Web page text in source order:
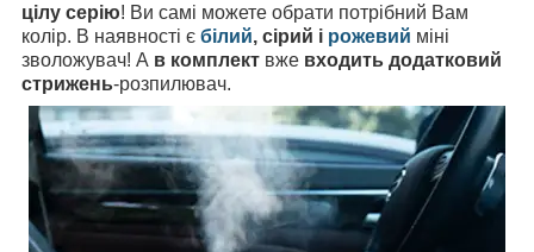
цілу серію! Ви самі можете обрати потрібний Вам
колір. В наявності є білий, сірий і рожевий міні
зволожувач! А в комплект вже входить додатковий
стрижень-розпилювач.